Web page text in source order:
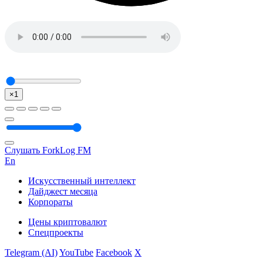
×1
Слушать ForkLog FM
En
Искусственный интеллект
Дайджест месяца
Корпораты
Цены криптовалют
Спецпроекты
Telegram (AI)YouTube Facebook X